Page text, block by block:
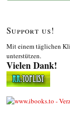
Support us!
Mit einem täglichen
unterstützen.
Vielen Dank!